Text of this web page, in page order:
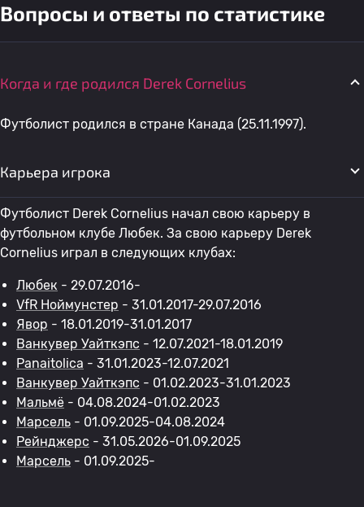
Вопросы и ответы по статистике
Когда и где родился Derek Cornelius
Футболист родился в стране Канада (25.11.1997).
Карьера игрока
Футболист Derek Cornelius начал свою карьеру в
футбольном клубе Любек. За свою карьеру Derek
Cornelius играл в следующих клубах:
Любек - 29.07.2016-
VfR Ноймунстер - 31.01.2017-29.07.2016
Явор - 18.01.2019-31.01.2017
Ванкувер Уайткэпс - 12.07.2021-18.01.2019
Panaitolica - 31.01.2023-12.07.2021
Ванкувер Уайткэпс - 01.02.2023-31.01.2023
Мальмё - 04.08.2024-01.02.2023
Марсель - 01.09.2025-04.08.2024
Рейнджерс - 31.05.2026-01.09.2025
Марсель - 01.09.2025-